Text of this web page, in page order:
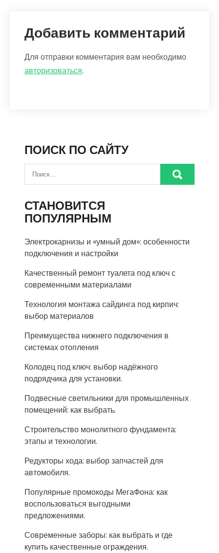
Добавить комментарий
Для отправки комментария вам необходимо
авторизоваться.
ПОИСК ПО САЙТУ
СТАНОВИТСЯ
ПОПУЛЯРНЫМ
Электрокарнизы и «умный дом»: особенности
подключения и настройки
Качественный ремонт туалета под ключ с
современными материалами
Технология монтажа сайдинга под кирпич:
выбор материалов
Преимущества нижнего подключения в
системах отопления
Колодец под ключ: выбор надёжного
подрядчика для установки.
Подвесные светильники для промышленных
помещений: как выбрать.
Строительство монолитного фундамента:
этапы и технологии.
Редукторы хода: выбор запчастей для
автомобиля.
Популярные промокоды МегаФона: как
воспользоваться выгодными
предложениями.
Современные заборы: как выбрать и где
купить качественные ограждения.